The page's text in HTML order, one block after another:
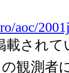
aoc/
載され
観測者